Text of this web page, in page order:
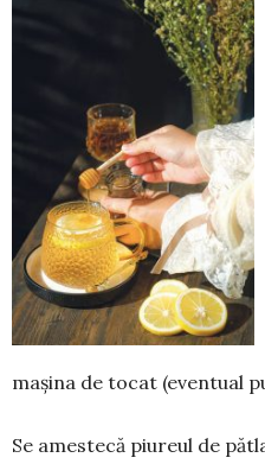
mașina de tocat (e­ven­tual
Se amestecă piureul de